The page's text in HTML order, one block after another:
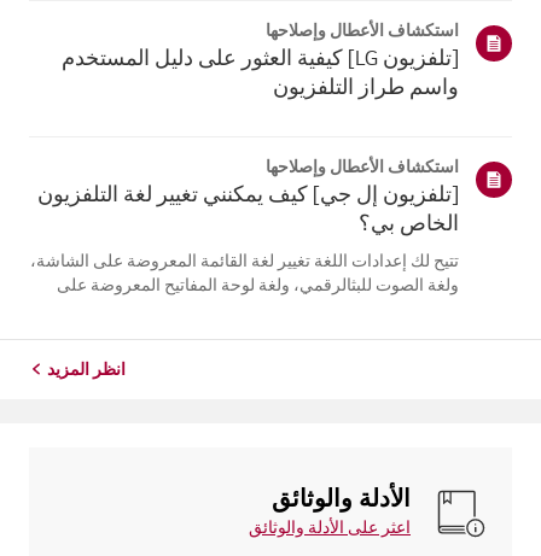
التلفزيون. أعد تسج...
استكشاف الأعطال وإصلاحها
[تلفزيون LG] كيفية العثور على دليل المستخدم
واسم طراز التلفزيون
استكشاف الأعطال وإصلاحها
[تلفزيون إل جي] كيف يمكنني تغيير لغة التلفزيون
الخاص بي؟
تتيح لك إعدادات اللغة تغيير لغة القائمة المعروضة على الشاشة،
ولغة الصوت للبثالرقمي، ولغة لوحة المفاتيح المعروضة على
انظر المزيد
الأدلة والوثائق
اعثر على الأدلة والوثائق